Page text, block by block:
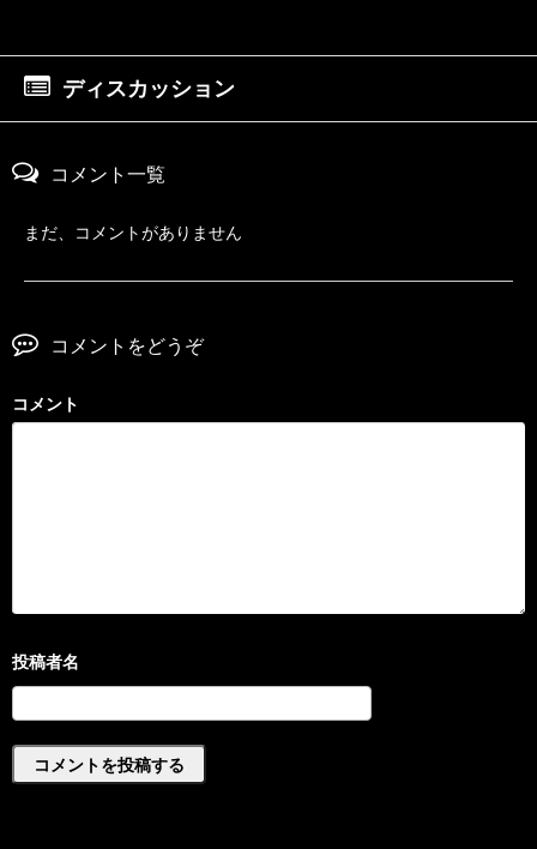
ディスカッション
コメント一覧
まだ、コメントがありません
コメントをどうぞ
コメント